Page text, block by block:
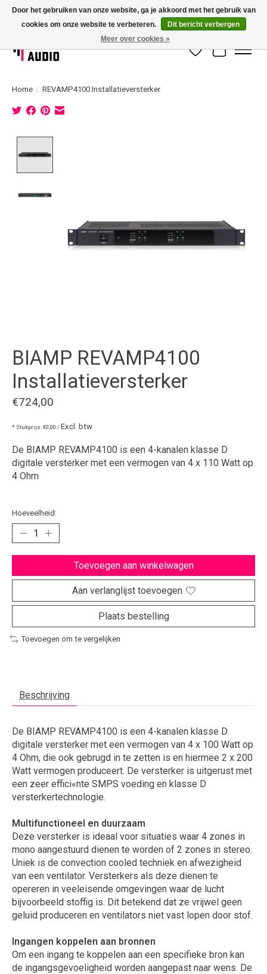
Dé specialist in 100 volt geluidsinstallatie met eigen installatieservice!
Verlanglijst
Home / REVAMP4100 Installatieversterker
BIAMP REVAMP4100
Installatieversterker
€724,00
* Stukprijs: €0,00 /Excl. btw
De BIAMP REVAMP4100 is een 4-kanalen klasse D
digitale versterker met een vermogen van 4 x 110 Watt op
4 Ohm
Hoeveelheid:
Toevoegen aan winkelwagen
Aan verlanglijst toevoegen
Plaats bestelling
Toevoegen om te vergelijken
Beschrijving
De BIAMP REVAMP4100 is een 4-kanalen klasse D
digitale versterker met een vermogen van 4 x 100 Watt op
4 Ohm, die ook gebrugd in te zetten is en hiermee 2 x 200
Watt vermogen produceert. De versterker is uitgerust met
een zeer effici«nte SMPS voeding en klasse D
versterkertechnologie.
Multifunctioneel en duurzaam
Deze versterker is ideaal voor situaties waar 4 zones in
mono aangestuurd dienen te worden of 2 zones in stereo.
Uniek is de convection cooled techniek en afwezigheid
van een ventilator. Versterkers als deze dienen te
opereren in veeleisende omgevingen waar de lucht
bijvoorbeeld stoffig is. Dit betekend dat ze vrijwel geen
geluid produceren en ventilators niet vast lopen door stof.
Ingangen koppelen aan bronnen
Om een ingang te koppelen aan een specifieke bron kan
de ingangsgevoeligheid worden aangepast naar wens. De
Door het gebruiken van onze website, ga je akkoord met het gebruik van
cookies om onze website te verbeteren.
Dit bericht verbergen
Meer over cookies »